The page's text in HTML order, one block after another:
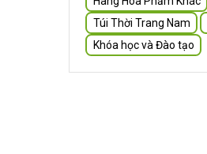
Túi Thời Trang Nam
Khóa học và Đào tạo